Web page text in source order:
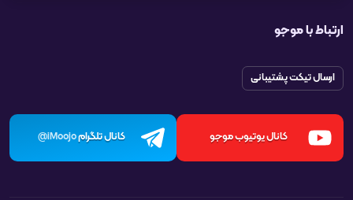
ارتباط با موجو
ارسال تیکت پشتیبانی
کانال یوتیوب موجو کانال تلگرامiMoojo@